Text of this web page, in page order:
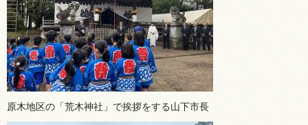
原木地区の「荒木神社」で挨拶をする山下市長